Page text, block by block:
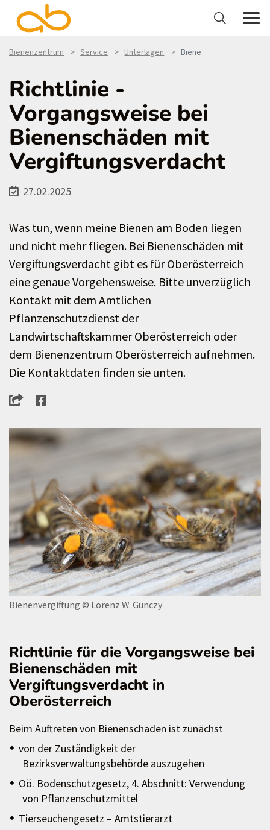
Bienenzentrum Service Unterlagen Biene
Richtlinie -
Vorgangsweise bei
Bienenschäden mit
Vergiftungsverdacht
27.02.2025
Was tun, wenn meine Bienen am Boden liegen
und nicht mehr fliegen. Bei Bienenschäden mit
Vergiftungsverdacht gibt es für Oberösterreich
eine genaue Vorgehensweise. Bitte unverzüglich
Kontakt mit dem Amtlichen
Pflanzenschutzdienst der
Landwirtschaftskammer Oberösterreich oder
dem Bienenzentrum Oberösterreich aufnehmen.
Die Kontaktdaten finden sie unten.
Bienenvergiftung © Lorenz W. Gunczy
Richtlinie für die Vorgangsweise bei
Bienenschäden mit
Vergiftungsverdacht in
Oberösterreich
Beim Auftreten von Bienenschäden ist zunächst
von der Zuständigkeit der
Bezirksverwaltungsbehörde auszugehen
Oö. Bodenschutzgesetz, 4. Abschnitt: Verwendung
von Pflanzenschutzmittel
Tierseuchengesetz – Amtstierarzt